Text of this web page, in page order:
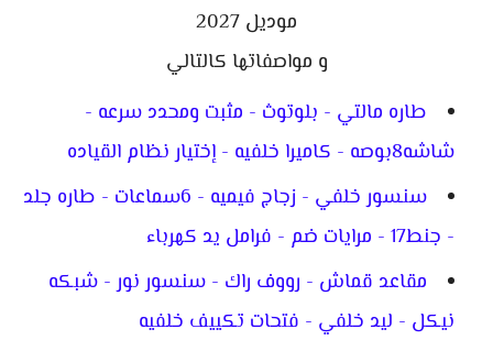
موديل 2027
و مواصفاتها كالتالي
طاره مالتي - بلوتوث - مثبت ومحدد سرعه -
شاشه8بوصه - كاميرا خلفيه - إختيار نظام القياده
سنسور خلفي - زجاج فيميه - 6سماعات - طاره جلد
- جنط17 - مرايات ضم - فرامل يد كهرباء
مقاعد قماش - رووف راك - سنسور نور - شبكه
نيكل - ليد خلفي - فتحات تكييف خلفيه